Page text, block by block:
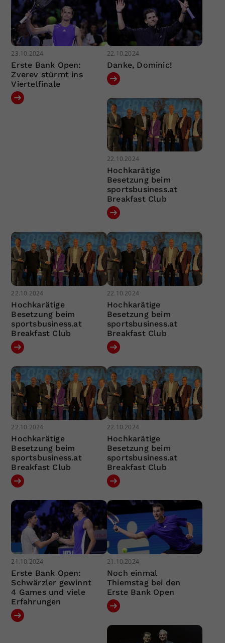
23.10.2024
Erste Bank Open:
Zverev stürmt ins
Viertelfinale
22.10.2024
Danke, Dominic!
22.10.2024
Hochkarätige
Besetzung beim
sportsbusiness.at
Breakfast Club
22.10.2024
Hochkarätige
Besetzung beim
sportsbusiness.at
Breakfast Club
22.10.2024
Hochkarätige
Besetzung beim
sportsbusiness.at
Breakfast Club
22.10.2024
Hochkarätige
Besetzung beim
sportsbusiness.at
Breakfast Club
22.10.2024
Hochkarätige
Besetzung beim
sportsbusiness.at
Breakfast Club
21.10.2024
Erste Bank Open:
Schwärzler gewinnt
4 Games und viele
Erfahrungen
21.10.2024
Noch einmal
Thiemstag bei den
Erste Bank Open